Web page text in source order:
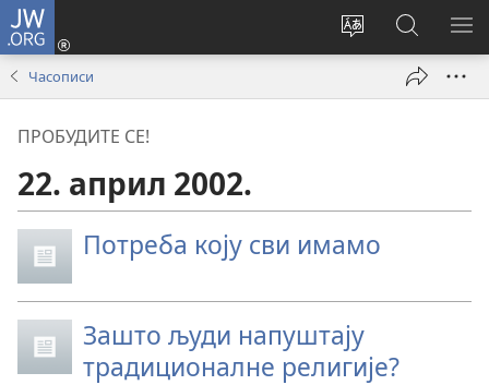
JW.ORG
Промени
Пријава
(отвара
Претрага
сајта
JW.ORG
Часописи
ПРОБУДИТЕ СЕ!
22. април 2002.
Потреба коју сви имамо
Зашто људи напуштају
традиционалне религије?